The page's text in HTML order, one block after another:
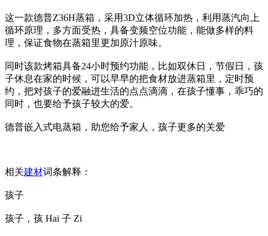
这一款德普Z36H蒸箱，采用3D立体循环加热，利用蒸汽向上
循环原理，多方面受热，具备变频空位功能，能做多样的料
理，保证食物在蒸箱里更加原汁原味。
同时该款烤箱具备24小时预约功能，比如双休日，节假日，孩
子休息在家的时候，可以早早的把食材放进蒸箱里，定时预
约，把对孩子的爱融进生活的点点滴滴，在孩子懂事，乖巧的
同时，也要给予孩子较大的爱。
德普嵌入式电蒸箱，助您给予家人，孩子更多的关爱
相关建材词条解释：
孩子
孩子，孩 Hai 子 Zi